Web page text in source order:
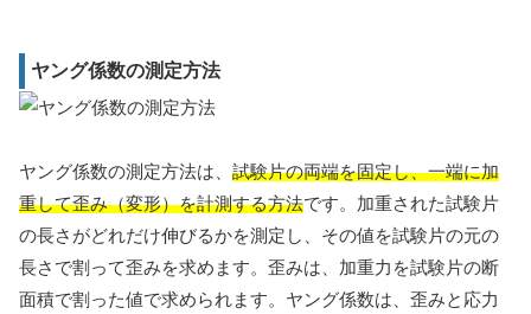
ヤング係数の測定方法
ヤング係数の測定方法は、 試験片の両端を固定し、一端に加
重して歪み（変形）を計測する方法です。加重された試験片
の長さがどれだけ伸びるかを測定し、その値を試験片の元の
長さで割って歪みを求めます。歪みは、加重力を試験片の断
面積で割った値で求められます。ヤング係数は、歪みと応力